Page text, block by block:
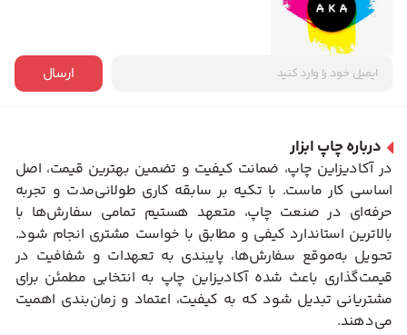
ارسال
درباره چاپ ابزار
در آکادیزاین چاپ، ضمانت کیفیت و تضمین بهترین قیمت، اصل
اساسی کار ماست. با تکیه بر سابقه کاری طولانی‌مدت و تجربه
حرفه‌ای در صنعت چاپ، متعهد هستیم تمامی سفارش‌ها با
بالاترین استاندارد کیفی و مطابق با خواست مشتری انجام شود.
تحویل به‌موقع سفارش‌ها، پایبندی به تعهدات و شفافیت در
قیمت‌گذاری باعث شده آکادیزاین چاپ به انتخابی مطمئن برای
مشتریانی تبدیل شود که به کیفیت، اعتماد و زمان‌بندی اهمیت
می‌دهند.